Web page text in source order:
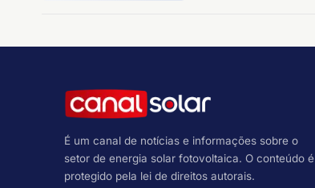
É um canal de notícias e informações sobre o
setor de energia solar fotovoltaica. O conteúdo é
protegido pela lei de direitos autorais.